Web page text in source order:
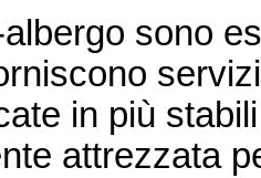
sono
in più
attrezzata